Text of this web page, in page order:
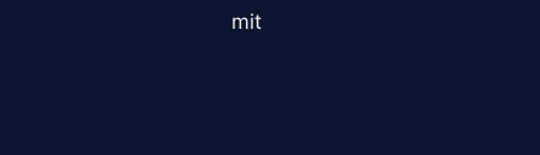
mit